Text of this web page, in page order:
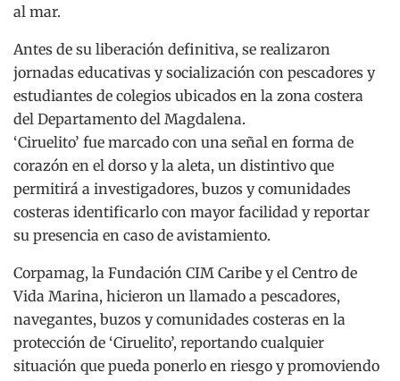
al mar.
Antes de su liberación definitiva, se realizaron
jornadas educativas y socialización con pescadores y
estudiantes de colegios ubicados en la zona costera
del Departamento del Magdalena.
‘Ciruelito’ fue marcado con una señal en forma de
corazón en el dorso y la aleta, un distintivo que
permitirá a investigadores, buzos y comunidades
costeras identificarlo con mayor facilidad y reportar
su presencia en caso de avistamiento.
Corpamag, la Fundación CIM Caribe y el Centro de
Vida Marina, hicieron un llamado a pescadores,
navegantes, buzos y comunidades costeras en la
protección de ‘Ciruelito’, reportando cualquier
situación que pueda ponerlo en riesgo y promoviendo